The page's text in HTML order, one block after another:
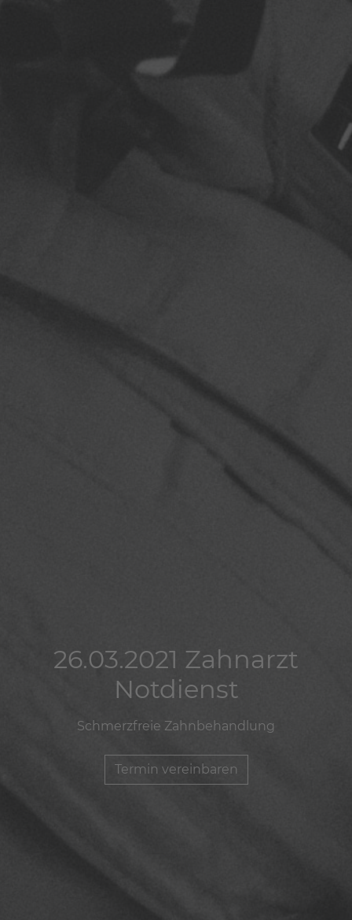
26.03.2021 Zahnarzt
Notdienst
Schmerzfreie Zahnbehandlung
Termin vereinbaren
26.03.2021 Zahnarzt
Notdienst
Schmerzfreie Zahnbehandlung
Termin vereinbaren
26.03.2021 Zahnarzt
Notdienst
Schmerzfreie Zahnbehandlung
Termin vereinbaren